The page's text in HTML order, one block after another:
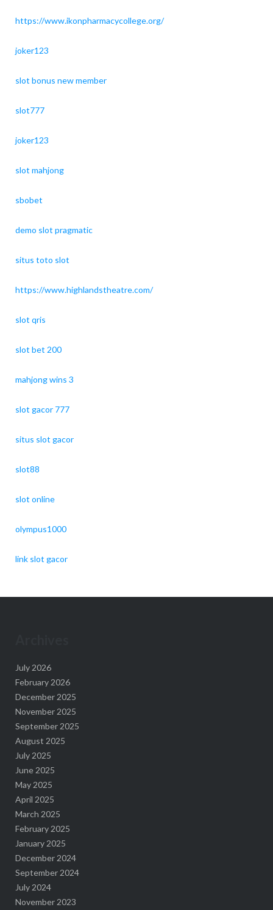
https://www.ikonpharmacycollege.org/
joker123
slot bonus new member
slot777
joker123
slot mahjong
sbobet
demo slot pragmatic
situs toto slot
https://www.highlandstheatre.com/
slot qris
slot bet 200
mahjong wins 3
slot gacor 777
situs slot gacor
slot88
slot online
olympus1000
link slot gacor
July 2026
February 2026
December 2025
November 2025
September 2025
August 2025
July 2025
June 2025
May 2025
April 2025
March 2025
February 2025
January 2025
December 2024
September 2024
July 2024
November 2023